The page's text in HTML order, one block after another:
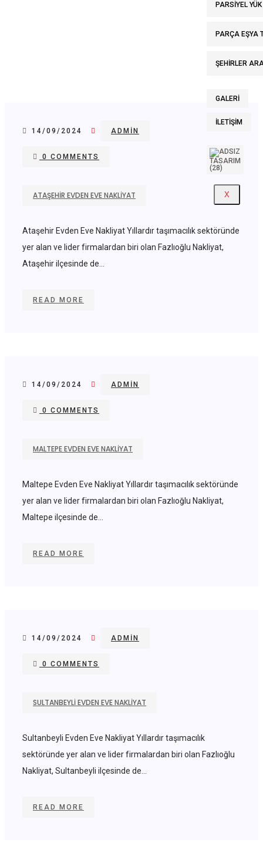
PARSIYEL
PARÇA EŞYA
ŞEHIRLER
GALERI
İLETIŞIM
X
14/09/2024 ADMIN
0 COMMENTS
ATAŞEHIR EVDEN EVE NAKLIYAT
Ataşehir Evden Eve Nakliyat Yıllardır taşımacılık sektöründe
yer alan ve lider firmalardan biri olan Fazlıoğlu Nakliyat,
Ataşehir ilçesinde de...
READ MORE
14/09/2024 ADMIN
0 COMMENTS
MALTEPE EVDEN EVE NAKLIYAT
Maltepe Evden Eve Nakliyat Yıllardır taşımacılık sektöründe
yer alan ve lider firmalardan biri olan Fazlıoğlu Nakliyat,
Maltepe ilçesinde de...
READ MORE
14/09/2024 ADMIN
0 COMMENTS
SULTANBEYLI EVDEN EVE NAKLIYAT
Sultanbeyli Evden Eve Nakliyat Yıllardır taşımacılık
sektöründe yer alan ve lider firmalardan biri olan Fazlıoğlu
Nakliyat, Sultanbeyli ilçesinde de...
READ MORE